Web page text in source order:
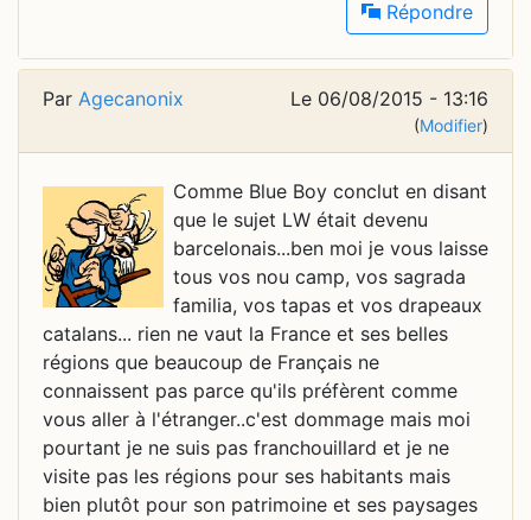
Répondre
Par Agecanonix Le 06/08/2015 - 13:16
(Modifier)
Comme Blue Boy conclut en disant
que le sujet LW était devenu
barcelonais...ben moi je vous laisse
tous vos nou camp, vos sagrada
familia, vos tapas et vos drapeaux
catalans... rien ne vaut la France et ses belles
régions que beaucoup de Français ne
connaissent pas parce qu'ils préfèrent comme
vous aller à l'étranger..c'est dommage mais moi
pourtant je ne suis pas franchouillard et je ne
visite pas les régions pour ses habitants mais
bien plutôt pour son patrimoine et ses paysages